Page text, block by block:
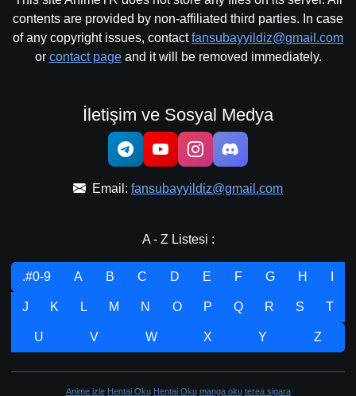
contents are provided by non-affiliated third parties. In case
of any copyright issues, contactfansubayyildiz@gmail.com
or contact pageand it will be removed immediately.
İletişim ve Sosyal Medya
Email: fansubayyildiz@gmail.com
A - Z Listesi :
.#0-9 A B C D E F G H
J K L M N O P Q R S T
U V W X Y Z
Anime izle Hentai Oku Hentai Oku manga oku terea sigara